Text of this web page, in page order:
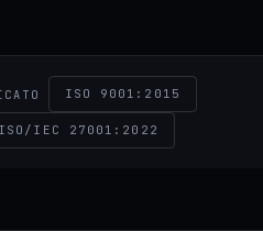
ISO 9001:2015
ISO/IEC 27001:2022